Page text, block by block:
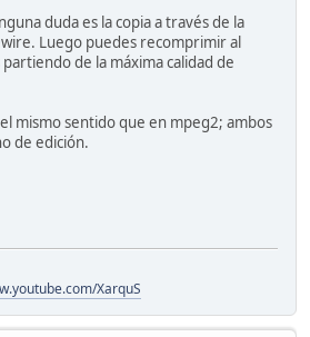
duda es la copia a través de la
Luego puedes recomprimir al
de la máxima calidad de
mismo sentido que en mpeg2; ambos
de edición.
XarquS